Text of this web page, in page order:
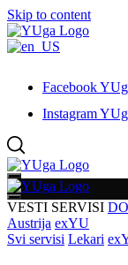
Skip to content
Facebook
Instagram
VESTI SERVISI
Austrija exYU
Svi servisi Lekari